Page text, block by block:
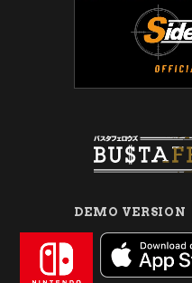
DEMO VERSION